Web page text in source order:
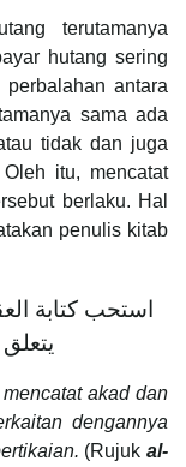
terutamanya
hutang sering
antara
sama ada
tidak dan juga
itu, mencatat
berlaku. Hal
penulis kitab
استحب كتابة
akad dan
dengannya
(Rujukal-